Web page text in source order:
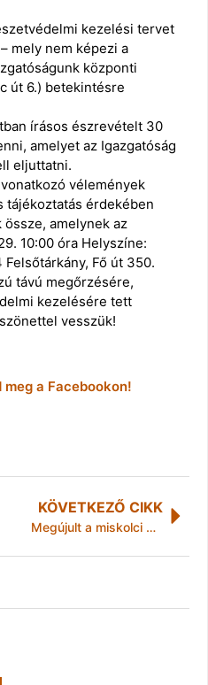
kezelési tervet
mely nem képezi a
központi
út 6.) betekintésre
írásos észrevételt 30
amelyet az Igazgatóság
eljuttatni.
vélemények
tájékoztatás érdekében
amelynek az
10:00 óra Helyszíne:
Fő út 350.
távú megőrzésére,
kezelésére tett
vesszük!
a Facebookon!
KÖVETKEZŐ CIKK
Megújult a miskolci Katica Bölcsöde